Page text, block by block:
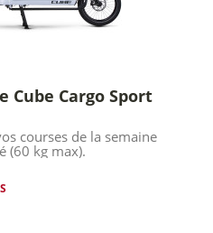
Cube Cargo Sport
courses de la semaine
(60 kg max).